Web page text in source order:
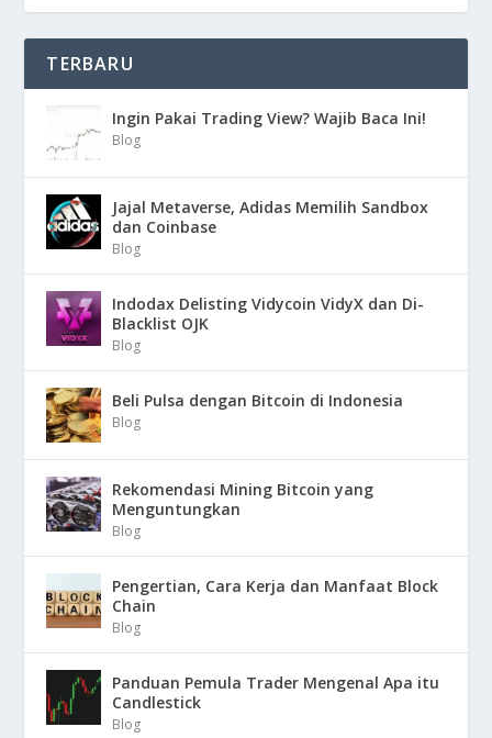
TERBARU
Ingin Pakai Trading View? Wajib Baca Ini!
Blog
Jajal Metaverse, Adidas Memilih Sandbox
dan Coinbase
Blog
Indodax Delisting Vidycoin VidyX dan Di-
Blacklist OJK
Blog
Beli Pulsa dengan Bitcoin di Indonesia
Blog
Rekomendasi Mining Bitcoin yang
Menguntungkan
Blog
Pengertian, Cara Kerja dan Manfaat Block
Chain
Blog
Panduan Pemula Trader Mengenal Apa itu
Candlestick
Blog